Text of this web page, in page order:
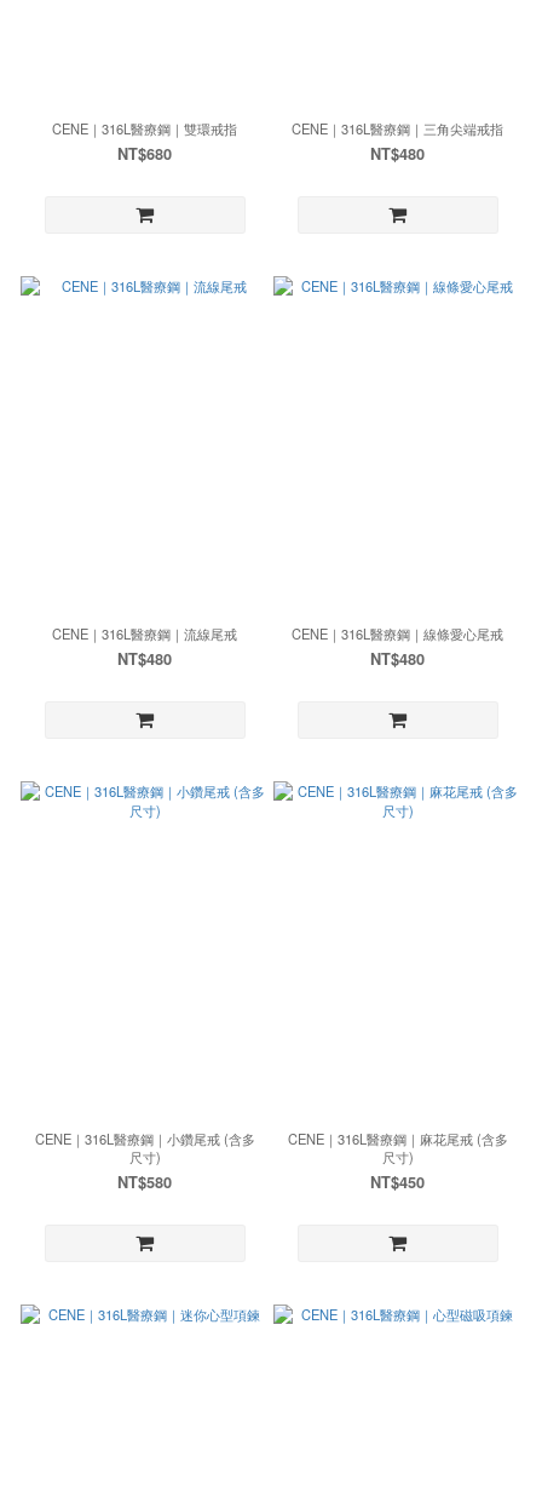
CENE｜316L醫療鋼｜雙環戒指
NT$680
CENE｜316L醫療鋼｜三角尖端戒指
NT$480
CENE｜316L醫療鋼｜流線尾戒
NT$480
CENE｜316L醫療鋼｜線條愛心尾戒
NT$480
CENE｜316L醫療鋼｜小鑽尾戒 (含多
尺寸)
NT$580
CENE｜316L醫療鋼｜麻花尾戒 (含多
尺寸)
NT$450